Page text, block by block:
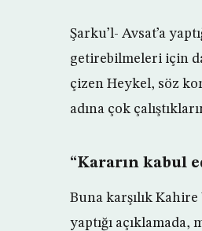
Şarku’l- Avsat’a
getirebilmeleri için
çizen Heykel, söz
adına çok
“Kararın kabul
Buna karşılık
yaptığı